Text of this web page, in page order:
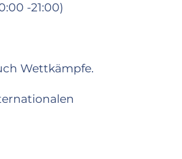
-21:00)
Wettkämpfe.